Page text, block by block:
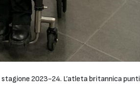
2023-24. L’atleta britannica